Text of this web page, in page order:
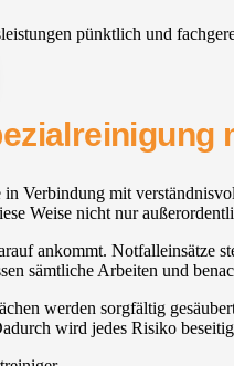
pünktlich und
Verbindung mit
Weise nicht nur
ankommt. Notfalleinsätze
sämtliche Arbeiten und
werden sorgfältig
wird jedes Risiko